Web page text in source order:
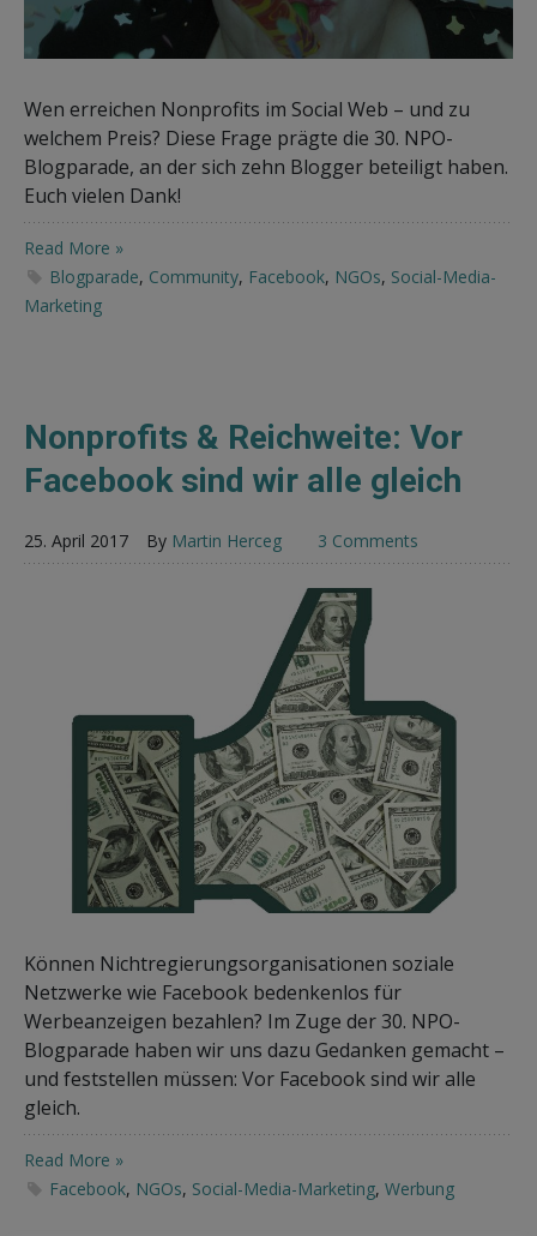
Wen erreichen Nonprofits im Social Web – und zu
welchem Preis? Diese Frage prägte die 30. NPO-
Blogparade, an der sich zehn Blogger beteiligt haben.
Euch vielen Dank!
Read More »
Blogparade, Community, Facebook, NGOs, Social-Media-
Marketing
Nonprofits & Reichweite: Vor
Facebook sind wir alle gleich
25. April 2017 By Martin Herceg 3 Comments
Können Nichtregierungsorganisationen soziale
Netzwerke wie Facebook bedenkenlos für
Werbeanzeigen bezahlen? Im Zuge der 30. NPO-
Blogparade haben wir uns dazu Gedanken gemacht –
und feststellen müssen: Vor Facebook sind wir alle
gleich.
Read More »
Facebook, NGOs, Social-Media-Marketing, Werbung